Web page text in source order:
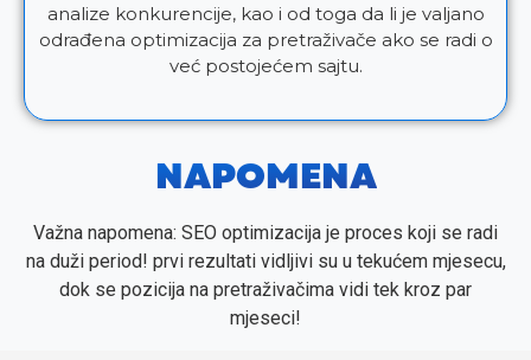
analize konkurencije, kao i od toga da li je valjano
odrađena optimizacija za pretraživače ako se radi o
već postojećem sajtu.
NAPOMENA
Važna napomena: SEO optimizacija je proces koji se radi
na duži period! prvi rezultati vidljivi su u tekućem mjesecu,
dok se pozicija na pretraživačima vidi tek kroz par
mjeseci!